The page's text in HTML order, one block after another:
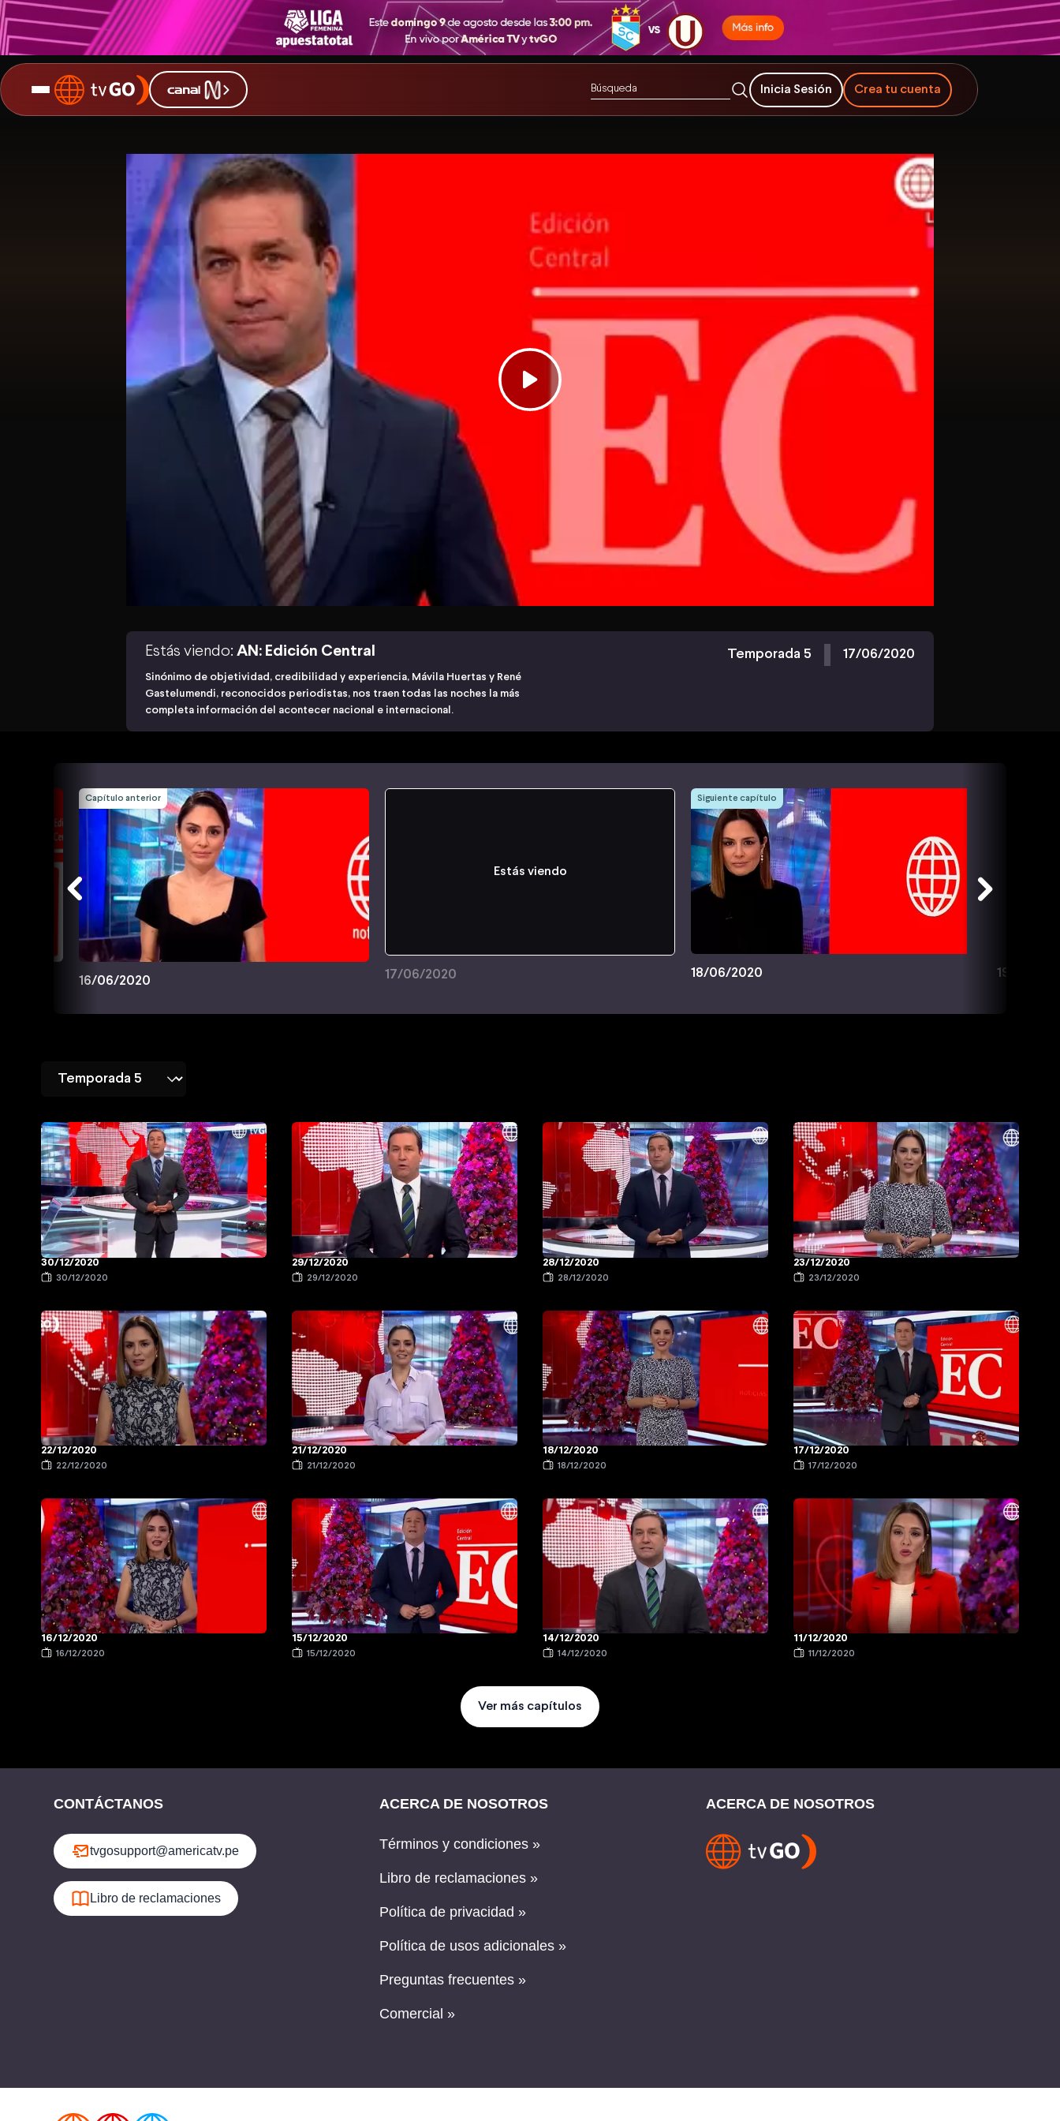
Inicia Sesión Crea tu cuenta
Estás viendo: AN: Edición Central
Sinónimo de objetividad, credibilidad y experiencia, Mávila Huertas y René
Gastelumendi, reconocidos periodistas, nos traen todas las noches la más
completa información del acontecer nacional e internacional.
Temporada 5 17/06/2020
Capítulo anterior
16/06/2020
Estás viendo
17/06/2020
Siguiente capítulo
18/06/2020 19/06/
30/12/2020
30/12/2020
29/12/2020
29/12/2020
28/12/2020
28/12/2020
23/12/2020
23/12/2020
22/12/2020
22/12/2020
21/12/2020
21/12/2020
18/12/2020
18/12/2020
17/12/2020
17/12/2020
16/12/2020
16/12/2020
15/12/2020
15/12/2020
14/12/2020
14/12/2020
11/12/2020
11/12/2020
Ver más capítulos
CONTÁCTANOS
tvgosupport@americatv.pe
Libro de reclamaciones
ACERCA DE NOSOTROS
Términos y condiciones »
Libro de reclamaciones »
Política de privacidad »
Política de usos adicionales »
Preguntas frecuentes »
Comercial »
ACERCA DE NOSOTROS